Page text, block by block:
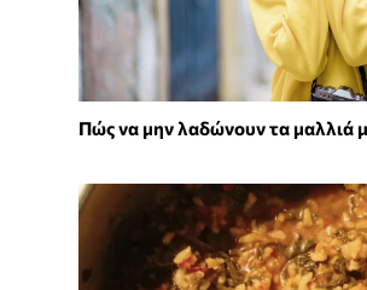
Πώς να μην λαδώνουν τα μαλλιά